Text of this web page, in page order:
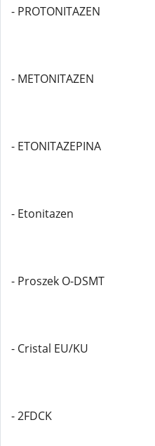
- PROTONITAZEN
- METONITAZEN
- ETONITAZEPINA
- Etonitazen
- Proszek O-DSMT
- Cristal EU/KU
- 2FDCK